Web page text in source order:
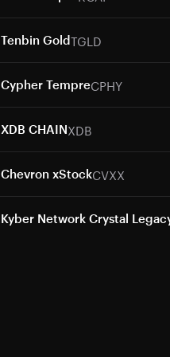
Tenbin GoldTGLD
Cypher TempreCPHY
XDB CHAINXDB
Chevron xStockCVXX
Kyber Network Crystal